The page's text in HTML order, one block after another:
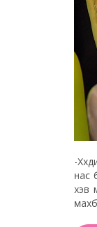
-
нас
хэв